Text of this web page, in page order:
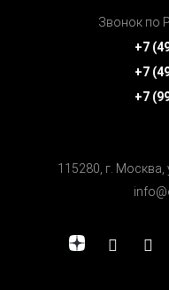
Звонок по
+7
+7
+7
115280, г. Москва,